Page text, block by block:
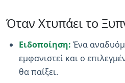
Όταν Χτυπάει το
Ειδοποίηση: Ένα
εμφανιστεί και ο
θα παίξει.